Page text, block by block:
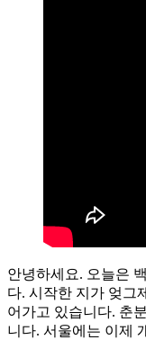
안녕하세요. 오늘은
다. 시작한 지가 엊그
어가고 있습니다. 춘
니다. 서울에는 이제